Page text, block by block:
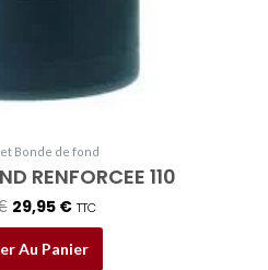
Bonde de fond
RENFORCEE 110
29,95 € TTC
Au Panier